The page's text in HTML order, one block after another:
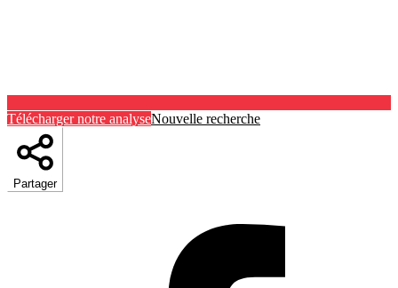
Télécharger notre analyseNouvelle recherche
Partager